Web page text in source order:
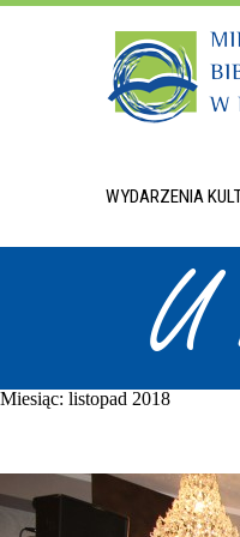
WYDARZENIA
U
Miesiąc: listopad 2018